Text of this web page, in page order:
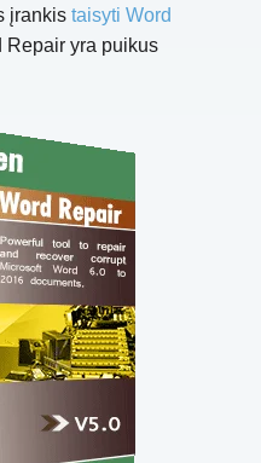
įrankistaisyti Word
Repair yra puikus